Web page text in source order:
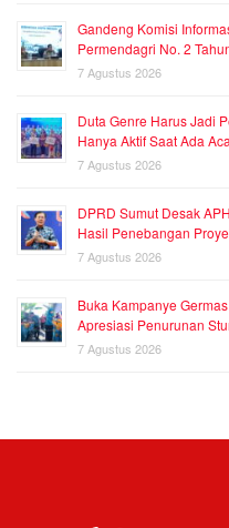
Gandeng Komisi
Permendagri No. 2
7 Agustus 2026
Duta Genre Harus Jadi
Hanya Aktif Saat Ada
7 Agustus 2026
DPRD Sumut Desak
Hasil Penebangan
7 Agustus 2026
Buka Kampanye
Apresiasi Penurunan
7 Agustus 2026